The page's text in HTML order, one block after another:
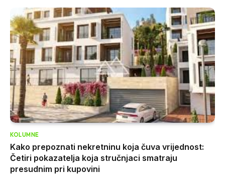
KOLUMNE
Kako prepoznati nekretninu koja čuva vrijednost:
Četiri pokazatelja koja stručnjaci smatraju
presudnim pri kupovini